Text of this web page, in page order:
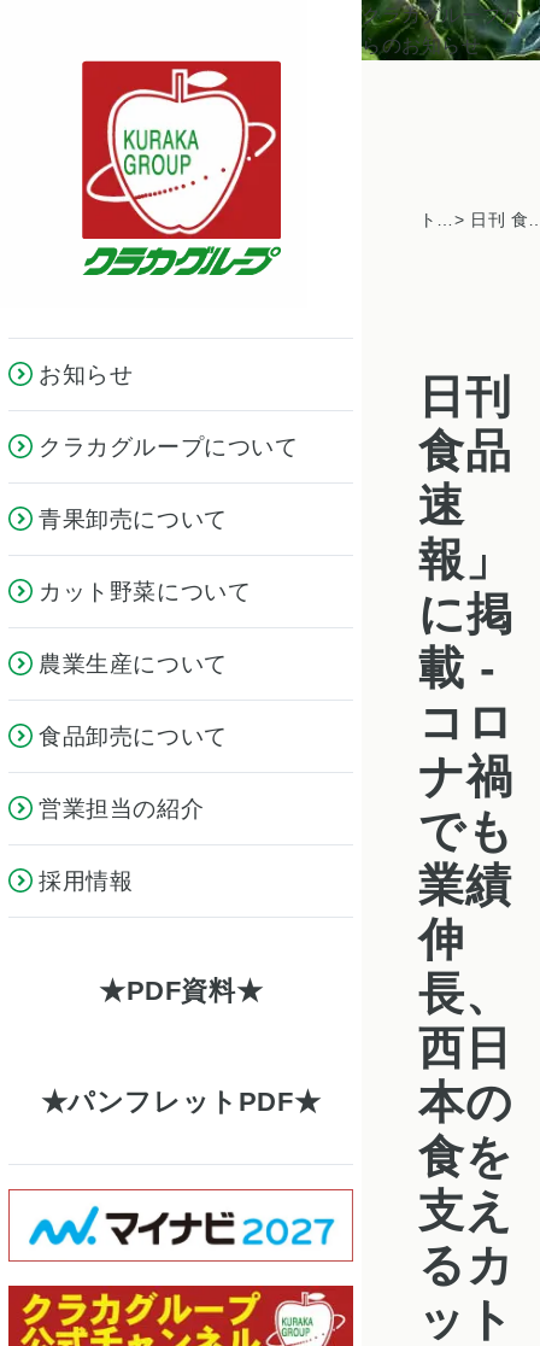
お知らせ
クラカグループについて
青果卸売について
カット野菜について
農業生産について
食品卸売について
営業担当の紹介
採用情報
PDF資料
パンフレットPDF
クラカグループか
らのお知らせ
トピックス一覧 > 日刊 食品速報」に掲載 -コロナ禍でも
日刊
食品
速
報」
に掲
載 -
コロ
ナ禍
でも
業績
伸
長、
西日
本の
食を
支え
るカ
ット